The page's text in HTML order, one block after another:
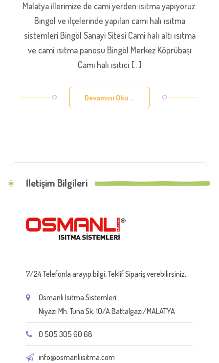
Malatya illerimize de cami yerden ısıtma yapıyoruz.
Bingöl ve ilçelerinde yapılan cami halı ısıtma
sistemleri Bingöl Sanayi Sitesi Cami halı altı ısıtma
ve cami ısıtma panosu Bingöl Merkez Köprübaşı
Cami halı ısıtıcı […]
Devamını Oku ...
İletişim Bilgileri
7/24 Telefonla arayıp bilgi, Teklif Sipariş verebilirsiniz.
Osmanlı Isıtma Sistemleri
Niyazi Mh. Tuna Sk. 10/A Battalgazi/MALATYA
0 505 305 60 68
info@osmanliisitma.com